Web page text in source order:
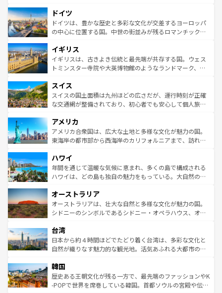
せる。地方によって風土や気候が異なるスペインはその個
性で訪れる人を魅了する。 なお、新着のスペイン情報は コ
ンテンツ一覧を参照してほしい。
で、幅広い魅力が詰まっている。華麗な宮殿、歴史的な大
聖堂、美しいビーチ、そして豊かな自然が、訪れる者を心
から魅了する。また、フランスは美食の国としても知ら
いる。シャンパンの発祥地であるランス、プロヴァンスの
香り高いラベンダー畑など、多彩な楽しみ方が可能だ。さ
らに、パリ以外の地域にも魅力が溢れており、どの街角に
れる地方に足を運ぶとそれぞれで全く異なる文化を体験で
きるだろう。 なお、新着のフランス情報はコンテンツ一覧
を参照してほしい。
ドイツ
ドイツは、豊かな歴史と多彩な文化が交差するヨーロッパ
の中心に位置する国。中世の街並みが残るロマンチック街
顔を持つこの国は、どこを歩いても飽きることがない。ベ
ルリンの文化的活気、バイエルン州のアルプスの絶景、そ
してライン川沿いのワイン畑といった風景は必見。ビール
は、お酒好きな人にはぜひ体験してほしい。 なお、新着の
ドイツ情報はコンテンツ一覧を参照してほしい。
イギリス
イギリスは、古きよき伝統と最先端が共存する国。ウェス
トミンスター寺院や大英博物館のようなランドマーク、歴
リアごとに異なる魅力がある。また、優雅なアフタヌーン
ティー、ビール好きにはたまらない英国パブ、サッカー観
戦など、本場だからこそできる体験も豊富。イギリスを旅
ンツ一覧を参照してほしい。
スイス
スイスの国土面積は九州ほどの広さだが、運行時刻が正確
な交通網が整備されており、初心者でも安心して個人旅行
の建物がそのまま残る町や、スイスならではのユニークな
博物館もあり、アルプス観光だけでなく町歩きも満喫する
ことができる。国民の所得が高いため物価も高いが、旅行
ば市内交通費無料で観光を楽しむこともできる。 なお、新
着のスイス情報はコンテンツ一覧 を参照してほしい。
アメリカ
アメリカ合衆国は、広大な土地と多様な文化が魅力の国。
東海岸の都市部から西海岸のカリフォルニアまで、訪れる
のような巨大都市は、観光、ショッピング、エンターテイ
ンメントが詰まった刺激的なスポットだ。一方、アメリカ
西部には大自然が広がり、グランドキャニオンやイエロー
部のニューオーリンズでは、音楽と美食が融合した独特の
文化が魅力。旅行者はアメリカの各地域で異なる魅力を楽
しみながら、その多様性と豊かな歴史を感じることができ
ならではの贅沢な旅のスタイルだ。 なお、新着のアメリカ
情報はコンテンツ一覧を参照してほしい。
ハワイ
年間を通じて温暖な気候に恵まれ、多くの島で構成される
ハワイは、どの島も独自の魅力をもっている。大自然の神
ワイ島は見逃せない。また、定番の観光地といえばオアフ
島だが、静かな自然を求めるならマウイ島やカウアイ島が
おすすめ。エメラルドグリーンに輝く海をはじめ、豊かな
れるおもてなしの心で訪れる人々を迎えてくれるハワイの
人々、おいしいローカルフードやハワイアンミュージッ
ク、伝統的なフラダンスなど、すべてがハワイの魅力を彩
ワイを、存分に味わってほしい。 なお、新着のハワイ情報
はコンテンツ一覧を参照してほしい。
オーストラリア
オーストラリアは、壮大な自然と多様な文化が魅力の国。
シドニーのシンボルであるシドニー・オペラハウス、オー
リアリーフや大陸中央部にそびえるウルル（エアーズロッ
ク）、タスマニアの美しい原生林やケアンズの熱帯雨林な
ど、見どころがたくさん。また、カフェやワイン、オージ
いる。アクティビティも充実しており、サーフィンやダイ
ビング、ハイキングなど、アウトドア好きにはたまらな
い。オーストラリアの多彩な魅力を存分に味わいつくそ
台湾
日本から約４時間ほどでたどり着く台湾は、多彩な文化と
自然が織りなす魅力的な観光地。活気あふれる大都市の台
ン）、静ひつな山岳地帯である台湾東部など、都市の喧騒
と山間の静けさが共存しており、訪れる人に新しい発見と
驚きをもたらしてくれる。また、奥深い台湾の食文化も魅
韓国
歴史ある王朝文化が残る一方で、最先端のファッションやK
-POPで世界を席巻している韓国。首都ソウルの宮殿や伝統